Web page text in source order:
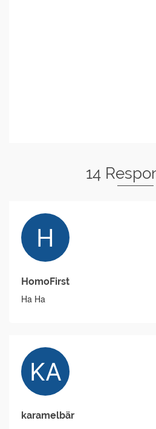
14
HomoFirst
Ha Ha
karamelbär